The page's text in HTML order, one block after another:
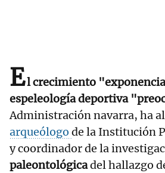
El crecimiento
espeleología deportiva
Administración navarra, ha
arqueólogo de la Institución
y coordinador de la
paleontológicadel hallazgo